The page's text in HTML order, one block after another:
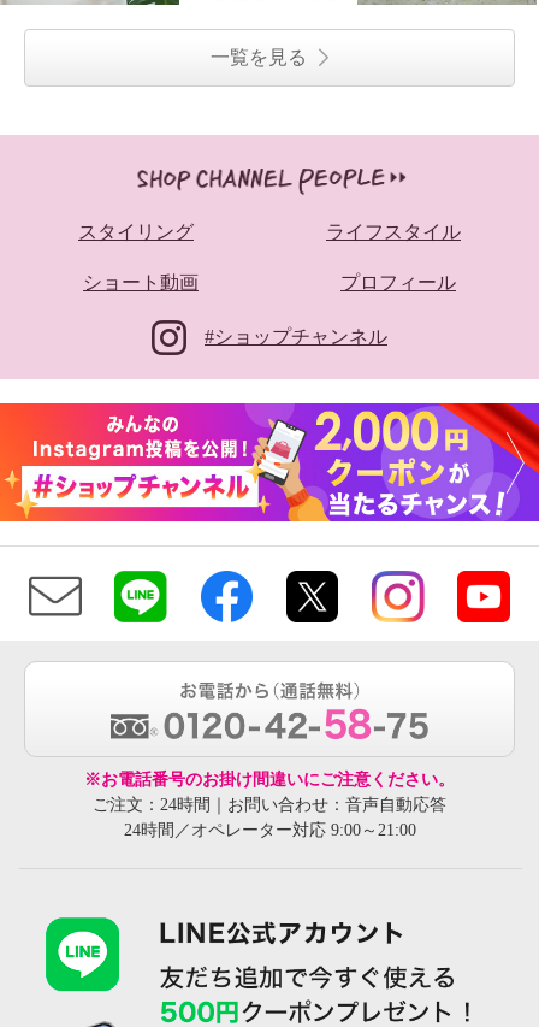
一覧を見る
スタイリング ライフスタイル
ショート動画 プロフィール
#ショップチャンネル
※お電話番号のお掛け間違いにご注意ください。
ご注文：24時間｜お問い合わせ：音声自動応答
24時間／オペレーター対応 9:00～21:00